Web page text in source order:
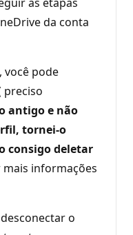
da conta
você pode
preciso
antigo e não
tornei-o
consigo deletar
informações
o